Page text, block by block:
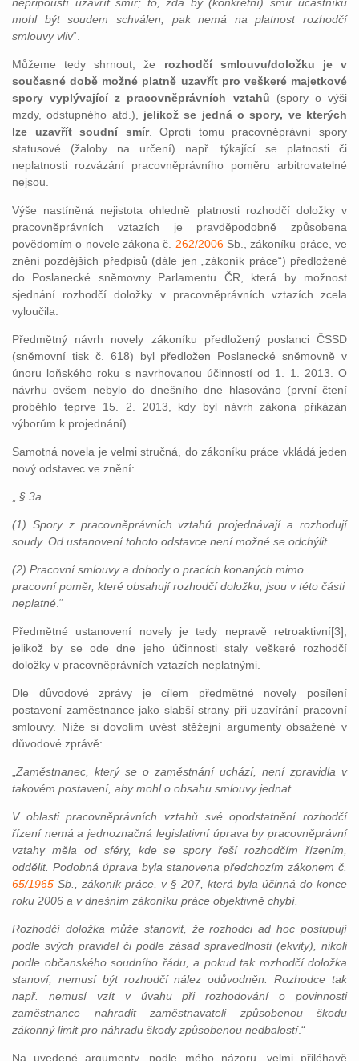
mohl být soudem schválen, pak nemá na platnost rozhodčí
smlouvy vliv“.
Můžeme tedy shrnout, že rozhodčí smlouvu/doložku je v
současné době možné platně uzavřít pro veškeré majetkové
spory vyplývající z pracovněprávních vztahů (spory o výši
mzdy, odstupného atd.), jelikož se jedná o spory, ve kterých
lze uzavřít soudní smír. Oproti tomu pracovněprávní spory
statusové (žaloby na určení) např. týkající se platnosti či
neplatnosti rozvázání pracovněprávního poměru arbitrovatelné
nejsou.
Výše nastíněná nejistota ohledně platnosti rozhodčí doložky v
pracovněprávních vztazích je pravděpodobně způsobena
povědomím o novele zákona č. 262/2006Sb., zákoníku práce, ve
znění pozdějších předpisů (dále jen „zákoník práce“) předložené
do Poslanecké sněmovny Parlamentu ČR, která by možnost
sjednání rozhodčí doložky v pracovněprávních vztazích zcela
vyloučila.
Předmětný návrh novely zákoníku předložený poslanci ČSSD
(sněmovní tisk č. 618) byl předložen Poslanecké sněmovně v
únoru loňského roku s navrhovanou účinností od 1. 1. 2013. O
návrhu ovšem nebylo do dnešního dne hlasováno (první čtení
proběhlo teprve 15. 2. 2013, kdy byl návrh zákona přikázán
výborům k projednání).
Samotná novela je velmi stručná, do zákoníku práce vkládá jeden
nový odstavec ve znění:
§ 3a
(1) Spory z pracovněprávních vztahů projednávají a rozhodují
soudy. Od ustanovení tohoto odstavce není možné se odchýlit.
(2) Pracovní smlouvy a dohody o pracích konaných mimo
pracovní poměr, které obsahují rozhodčí doložku, jsou v této části
neplatné .“
Předmětné ustanovení novely je tedy nepravě retroaktivní[3],
jelikož by se ode dne jeho účinnosti staly veškeré rozhodčí
doložky v pracovněprávních vztazích neplatnými.
Dle důvodové zprávy je cílem předmětné novely posílení
postavení zaměstnance jako slabší strany při uzavírání pracovní
smlouvy. Níže si dovolím uvést stěžejní argumenty obsažené v
důvodové zprávě:
Zaměstnanec, který se o zaměstnání uchází, není zpravidla v
takovém postavení, aby mohl o obsahu smlouvy jednat.
V oblasti pracovněprávních vztahů své opodstatnění rozhodčí
řízení nemá a jednoznačná legislativní úprava by pracovněprávní
vztahy měla od sféry, kde se spory řeší rozhodčím řízením,
oddělit. Podobná úprava byla stanovena předchozím zákonem č.
65/1965 Sb., zákoník práce, v § 207, která byla účinná do konce
roku 2006 a v dnešním zákoníku práce objektivně chybí.
Rozhodčí doložka může stanovit, že rozhodci ad hoc postupují
podle svých pravidel či podle zásad spravedlnosti (ekvity), nikoli
podle občanského soudního řádu, a pokud tak rozhodčí doložka
stanoví, nemusí být rozhodčí nález odůvodněn. Rozhodce tak
např. nemusí vzít v úvahu při rozhodování o povinnosti
zaměstnance nahradit zaměstnavateli způsobenou škodu
zákonný limit pro náhradu škody způsobenou nedbalostí.“
Na uvedené argumenty, podle mého názoru, velmi přiléhavě